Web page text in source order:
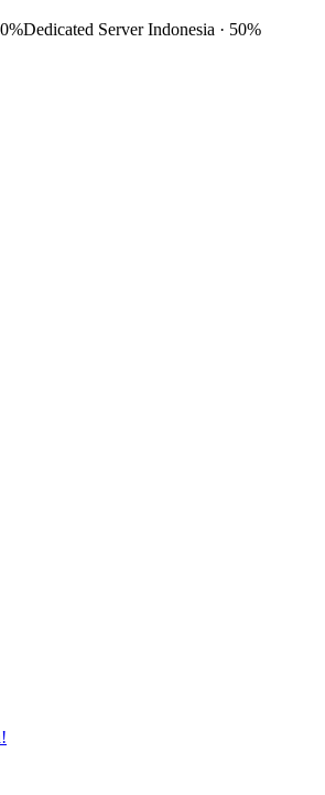
Dedicated Server Indonesia · 50%